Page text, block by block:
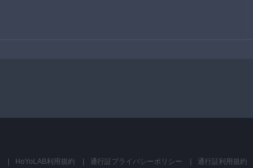
HoYoLAB利用規約 通行証プライバシーポリシー 通行証利用規約